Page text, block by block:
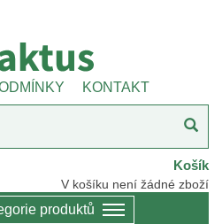
KONTAKT
Košík
V košíku není žádné zboží
produktů